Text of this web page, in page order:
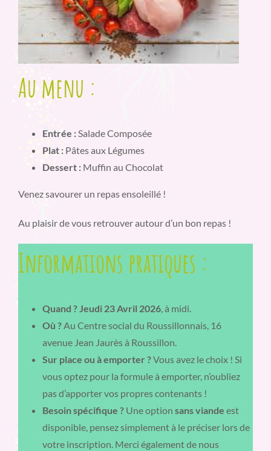
Au menu :
Entrée :Salade Composée
Plat : Pâtes aux Légumes
Dessert : Muffin au Chocolat
Venez savourer un repas ensoleillé !
Au plaisir de vous retrouver autour d’un bon repas !
Informations pratiques :
Quand ?Jeudi 23 Avril 2026, à midi.
Où ?Au Centre social du Roussillonnais, 16
avenue Jean Jaurès à Roussillon.
Sur place ou à emporter ?Vous avez le choix ! Si
vous optez pour la formule à emporter, n’oubliez
pas d’apporter vos propres contenants !
Besoin spécifique ? Une option sans viande est
disponible, pensez simplement à le préciser lors de
votre inscription. Merci également de nous